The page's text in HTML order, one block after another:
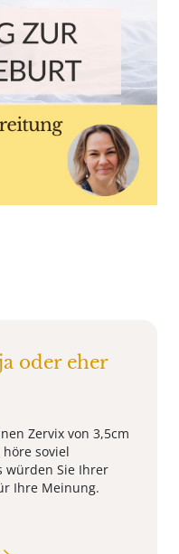
oder eher
Zervix von 3,5cm
soviel
würden Sie Ihrer
Ihre Meinung.